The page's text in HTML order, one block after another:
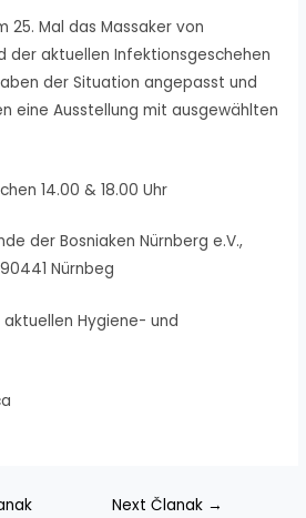
25. Mal das Massaker von
der aktuellen Infektionsgeschehen
der Situation angepasst und
eine Ausstellung mit ausgewählten
14.00 & 18.00 Uhr
der Bosniaken Nürnberg e.V.,
Nürnbeg
Hygiene- und
Next Članak →